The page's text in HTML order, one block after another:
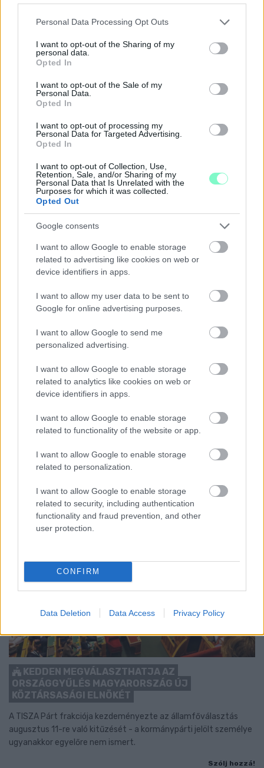
Please note that this website/app uses one or more Google
not limited to your visit or usage behaviour. You may click to
grant or deny consent to Google and its third-party tags to
use your data for below specified purposes in below Google
consent section.
Personal Data Processing Opt Outs
I want to opt-out of the Sharing of my
personal data.
Opted In
I want to opt-out of the Sale of my
Personal Data.
Opted In
I want to opt-out of processing my
Personal Data for Targeted Advertising.
Opted In
I want to opt-out of Collection, Use,
Retention, Sale, and/or Sharing of my
Personal Data that Is Unrelated with the
Purposes for which it was collected.
Opted Out
Google consents
I want to allow Google to enable storage
related to advertising like cookies on web or
device identifiers in apps.
I want to allow my user data to be sent to
Google for online advertising purposes.
I want to allow Google to send me
personalized advertising.
I want to allow Google to enable storage
related to analytics like cookies on web or
device identifiers in apps.
I want to allow Google to enable storage
related to functionality of the website or app.
I want to allow Google to enable storage
related to personalization.
I want to allow Google to enable storage
related to security, including authentication
functionality and fraud prevention, and other
user protection.
CONFIRM
Data Deletion Data Access Privacy Policy
A RÓMAIAKTÓL AZ AGYAGKATONÁKIG –
KÖZÖNSÉGTALÁLKOZÓ VÁRJA A LÁTOGATÓKAT A
GYŐRI RÓMER MÚZEUMBAN
hét második felére, a hőségriadó idején ráadásul a Várkazamata
– Kőtár is díjmentesen látogatható.
CZUNYINÉ HARCA A GMAIL ÉS AZ ÖNKÉNY ELLEN
- LETILTOTTA A GOOGLE A VÉDVONAL LEVELEZŐ
Nem vicc! A Fidesz maradéka tényleg egy ingyenes e-mail
szolgáltatást használt, hogy megvédje a Fidesz maradékát.
Szólj hozzá!
KEDDEN MEGVÁLASZTHATJA AZ
ORSZÁGGYŰLÉS MAGYARORSZÁG ÚJ
KÖZTÁRSASÁGI ELNÖKÉT
A TISZA Párt frakciója kezdeményezte az államfőválasztás
augusztus 11-re való kitűzését - a kormánypárti jelölt személye
ugyanakkor egyelőre nem ismert.
Szólj hozzá!